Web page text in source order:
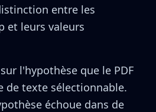
entre les
et leurs valeurs
l'hypothèse que le PDF
de texte sélectionnable.
échoue dans de